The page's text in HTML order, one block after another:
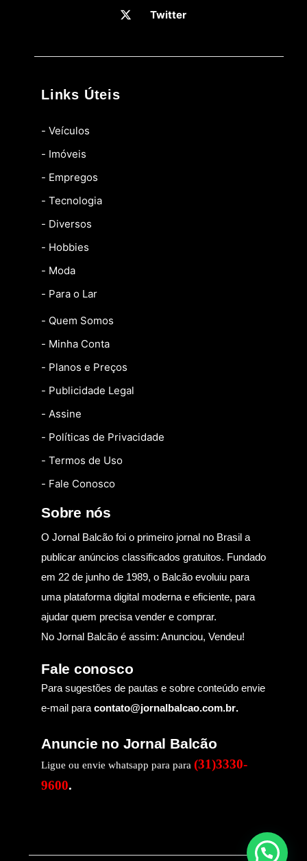
Twitter
Links Úteis
- Veículos
- Imóveis
- Empregos
- Tecnologia
- Diversos
- Hobbies
- Moda
- Para o Lar
- Quem Somos
- Minha Conta
- Planos e Preços
- Publicidade Legal
- Assine
- Políticas de Privacidade
- Termos de Uso
- Fale Conosco
Sobre nós
O Jornal Balcão foi o primeiro jornal no Brasil a
publicar anúncios classificados gratuitos. Fundado
em 22 de junho de 1989, o Balcão evoluiu para
uma plataforma digital moderna e eficiente, para
ajudar quem precisa vender e comprar.
No Jornal Balcão é assim: Anunciou, Vendeu!
Fale conosco
Para sugestões de pautas e sobre conteúdo envie
e-mail para contato@jornalbalcao.com.br.
Anuncie no Jornal Balcão
Ligue ou envie whatsapp para para (31)3330-
9600.